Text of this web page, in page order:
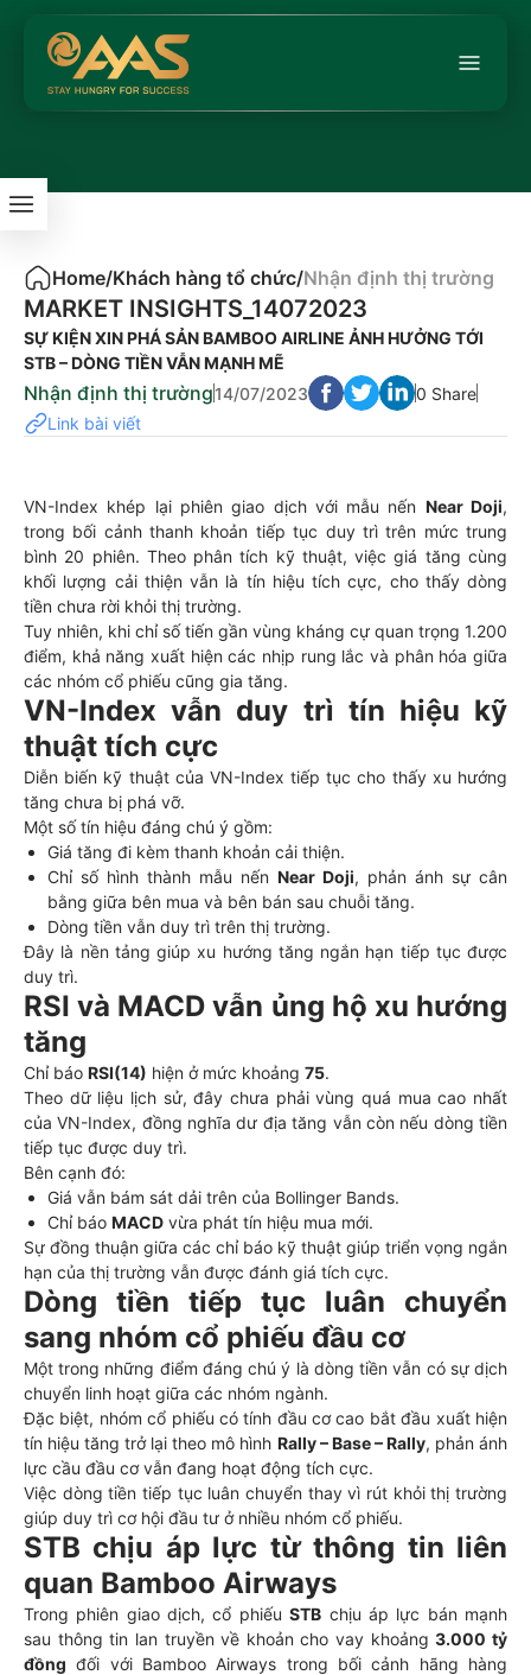
Home/Khách hàng tổ chức/Nhận định thị trường
MARKET INSIGHTS_14072023
SỰ KIỆN XIN PHÁ SẢN BAMBOO AIRLINE ẢNH HƯỞNG TỚI
STB – DÒNG TIỀN VẪN MẠNH MẼ
Nhận định thị trường14/07/2023
0 Share
Link bài viết
VN-Index khép lại phiên giao dịch với mẫu nến Near Doji,
trong bối cảnh thanh khoản tiếp tục duy trì trên mức trung
bình 20 phiên. Theo phân tích kỹ thuật, việc giá tăng cùng
khối lượng cải thiện vẫn là tín hiệu tích cực, cho thấy dòng
tiền chưa rời khỏi thị trường.
Tuy nhiên, khi chỉ số tiến gần vùng kháng cự quan trọng 1.200
điểm, khả năng xuất hiện các nhịp rung lắc và phân hóa giữa
các nhóm cổ phiếu cũng gia tăng.
VN-Index vẫn duy trì tín hiệu kỹ
thuật tích cực
Diễn biến kỹ thuật của VN-Index tiếp tục cho thấy xu hướng
tăng chưa bị phá vỡ.
Một số tín hiệu đáng chú ý gồm:
Giá tăng đi kèm thanh khoản cải thiện.
Chỉ số hình thành mẫu nến Near Doji, phản ánh sự cân
bằng giữa bên mua và bên bán sau chuỗi tăng.
Dòng tiền vẫn duy trì trên thị trường.
Đây là nền tảng giúp xu hướng tăng ngắn hạn tiếp tục được
duy trì.
RSI và MACD vẫn ủng hộ xu hướng
tăng
Chỉ báo RSI(14) hiện ở mức khoảng 75.
Theo dữ liệu lịch sử, đây chưa phải vùng quá mua cao nhất
của VN-Index, đồng nghĩa dư địa tăng vẫn còn nếu dòng tiền
tiếp tục được duy trì.
Bên cạnh đó:
Giá vẫn bám sát dải trên của Bollinger Bands.
Chỉ báo MACD vừa phát tín hiệu mua mới.
Sự đồng thuận giữa các chỉ báo kỹ thuật giúp triển vọng ngắn
hạn của thị trường vẫn được đánh giá tích cực.
Dòng tiền tiếp tục luân chuyển
sang nhóm cổ phiếu đầu cơ
Một trong những điểm đáng chú ý là dòng tiền vẫn có sự dịch
chuyển linh hoạt giữa các nhóm ngành.
Đặc biệt, nhóm cổ phiếu có tính đầu cơ cao bắt đầu xuất hiện
tín hiệu tăng trở lại theo mô hình Rally – Base – Rally, phản ánh
lực cầu đầu cơ vẫn đang hoạt động tích cực.
Việc dòng tiền tiếp tục luân chuyển thay vì rút khỏi thị trường
giúp duy trì cơ hội đầu tư ở nhiều nhóm cổ phiếu.
STB chịu áp lực từ thông tin liên
quan Bamboo Airways
Trong phiên giao dịch, cổ phiếuSTB chịu áp lực bán mạnh
sau thông tin lan truyền về khoản cho vay khoảng3.000 tỷ
đồng đối với Bamboo Airways trong bối cảnh hãng hàng